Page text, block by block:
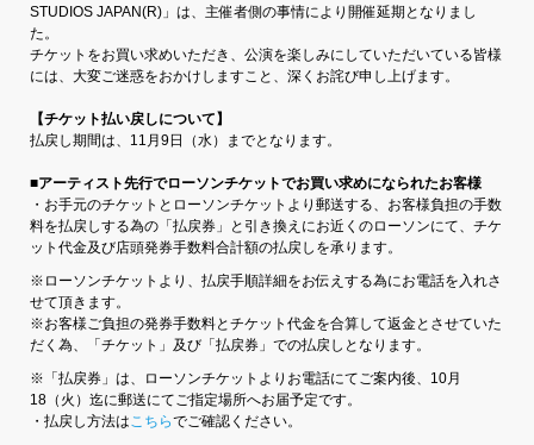
STUDIOS JAPAN(R)」は、主催者側の事情により開催延期となりまし
た。
チケットをお買い求めいただき、公演を楽しみにしていただいている皆様
には、大変ご迷惑をおかけしますこと、深くお詫び申し上げます。
【チケット払い戻しについて】
払戻し期間は、11月9日（水）までとなります。
■アーティスト先行でローソンチケットでお買い求めになられたお客様
・お手元のチケットとローソンチケットより郵送する、お客様負担の手数
料を払戻しする為の「払戻券」と引き換えにお近くのローソンにて、チケ
ット代金及び店頭発券手数料合計額の払戻しを承ります。
※ローソンチケットより、払戻手順詳細をお伝えする為にお電話を入れさ
せて頂きます。
※お客様ご負担の発券手数料とチケット代金を合算して返金とさせていた
だく為、「チケット」及び「払戻券」での払戻しとなります。
※「払戻券」は、ローソンチケットよりお電話にてご案内後、10月
18（火）迄に郵送にてご指定場所へお届予定です。
・払戻し方法はこちらでご確認ください。